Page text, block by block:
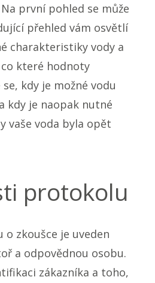
první pohled se může
přehled vám osvětlí
charakteristiky vody a
které hodnoty
kdy je možné vodu
kdy je naopak nutné
vaše voda byla opět
protokolu
zkoušce je uveden
a odpovědnou osobu.
zákazníka a toho,